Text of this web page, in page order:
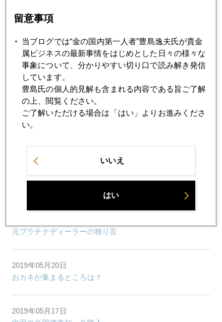
2019年05月27日
大統領来日、問われる日本株
2019年05月24日
Ｇ２０まで待てない市場
2019年05月23日
2019年05月22日
元プラチナディーラーの独り言
2019年05月20日
おカネが集まるところは？
2019年05月17日
留意事項
当ブログでは“金の国内第一人者”豊島逸夫氏が貴金
属ビジネスの最新事情をはじめとした日々の様々な
事象について、分かりやすい切り口で読み解き発信
しています。
豊島氏の個人的見解も含まれる内容である旨ご了解
の上、閲覧ください。
ご了解いただける場合は「はい」よりお進みくださ
い。
いいえ
はい